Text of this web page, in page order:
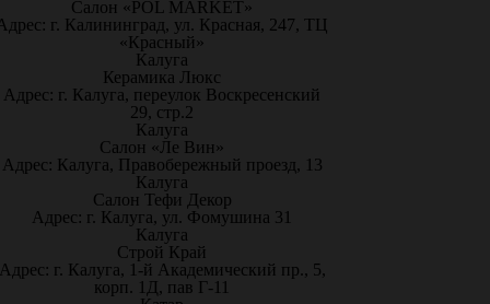
Салон «POL MARKET»
г. Калининград, ул. Красная, 247, ТЦ
«Красный»
Калуга
Керамика Люкс
Адрес: г. Калуга, переулок Воскресенский
29, стр.2
Калуга
Салон «Ле Вин»
Адрес: Калуга, Правобережный проезд, 13
Калуга
Салон Тефи Декор
Адрес: г. Калуга, ул. Фомушина 31
Калуга
Строй Край
г. Калуга, 1-й Академический пр., 5,
корп. 1Д, пав Г-11